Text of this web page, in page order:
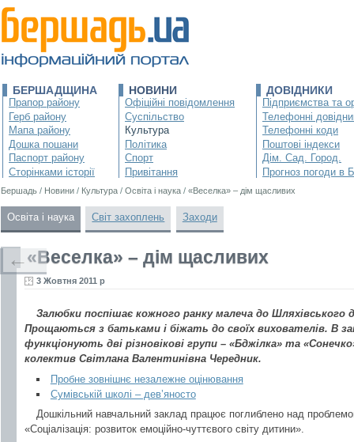
БЕРШАДЩИНА
Прапор району
Герб району
Мапа району
Дошка пошани
Паспорт району
Сторінками історії
НОВИНИ
Офіційні повідомлення
Суспільство
Культура
Політика
Спорт
Привітання
ДОВІДНИКИ
Підприємства та
Телефонні
Телефонні коди
Поштові індекси
Дім. Сад. Город.
Прогноз погоди в
Бершадь / Новини / Культура / Освіта і наука / «Веселка» – дім щасливих
Освіта і наука Світ захоплень Заходи
«Веселка» – дім щасливих
3 Жовтня 2011 р
Залюбки поспішає кожного ранку малеча до Шляхівського
Прощаються з батьками і біжать до своїх вихователів. В
функціонують дві різновікові групи – «Бджілка» та
колектив Світлана Валентинівна Чередник.
Пробне зовнішнє незалежне оцінювання
Сумівській школі – дев’яносто
Дошкільний навчальний заклад працює поглиблено над
«Соціалізація: розвиток емоційно-чуттєвого світу дитини».
←